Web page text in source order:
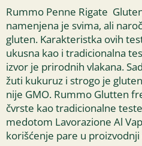
Rummo Penne Rigate
namenjena je svima, ali
gluten. Karakteristka ovih
ukusna kao i tradicionalna
izvor je prirodnih vlakana.
žuti kukuruz i strogo je
nije GMO. Rummo Glutten
čvrste kao tradicionalne
medotom Lavorazione Al
korišćenje pare u